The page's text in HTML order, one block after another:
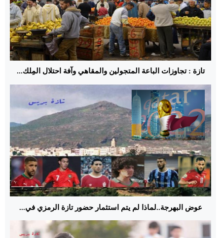
تازة : تجاوزات الباعة المتجولين والمقاهي وآفة احتلال المِلك...
عوض البهرجة..لماذا لم يتم استثمار حضور تازة الرمزي في...